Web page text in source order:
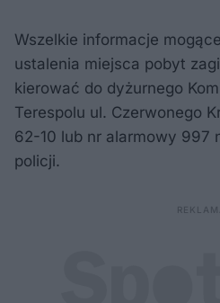
Wszelkie informacje
ustalenia miejsca pobyt
kierować do dyżurnego
Terespolu ul. Czerwonego
62-10 lub nr alarmowy 997
policji.